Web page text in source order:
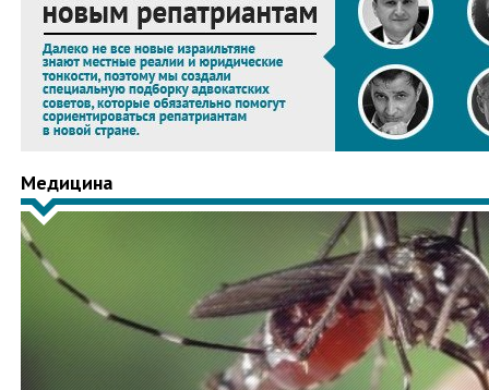
Медицина